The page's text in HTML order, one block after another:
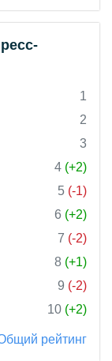
1
2
3
4 (+2)
5 (-1)
6 (+2)
7 (-2)
8 (+1)
9 (-2)
10 (+2)
рейтинг